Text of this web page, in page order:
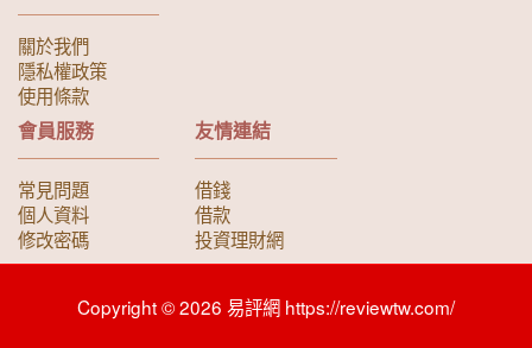
關於我們
隱私權政策
使用條款
會員服務
常見問題
個人資料
修改密碼
友情連結
借錢
借款
投資理財網
Copyright © 2026 易評網 https://reviewtw.com/